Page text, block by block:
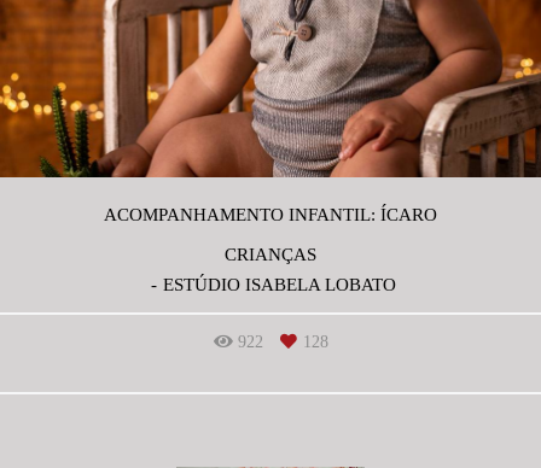
ACOMPANHAMENTO INFANTIL: ÍCARO
CRIANÇAS
ESTÚDIO ISABELA LOBATO
922 128